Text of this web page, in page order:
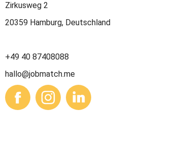
Zirkusweg 2
20359 Hamburg, Deutschland
+49 40 87408088
hallo@jobmatch.me